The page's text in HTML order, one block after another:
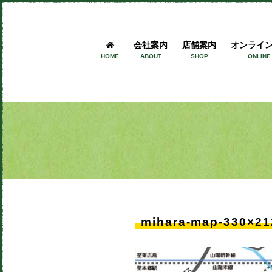
HOME
会社案内
ABOUT
店舗案内
SHOP
オンライ
mihara-map-